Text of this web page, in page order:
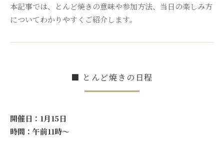
本記事では、とんど焼きの意味や参加方法、当日の楽しみ方
についてわかりやすくご紹介します。
■ とんど焼きの日程
開催日：1月15日
時間：午前11時～